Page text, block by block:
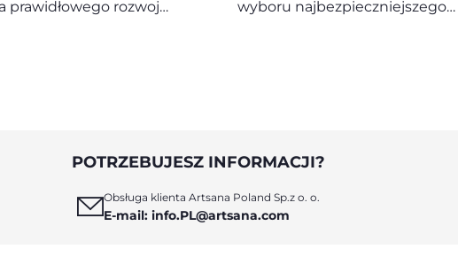
prawidłowego rozwoju
wyboru najbezpieczniejszego
POTRZEBUJESZ INFORMACJI?
Obsługa klienta Artsana Poland Sp.z o. o.
E-mail: info.PL@artsana.com